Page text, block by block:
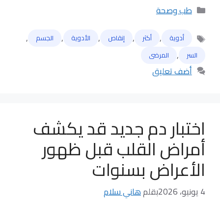
التصنيفات
طب وصحة
الوسوم
أدوية , أكثر , إنقاص , الأدوية , الجسم ,
السر , المرضى
أضف تعليق
اختبار دم جديد قد يكشف
أمراض القلب قبل ظهور
الأعراض بسنوات
4 يونيو، 2026 بقلمهاني سلام